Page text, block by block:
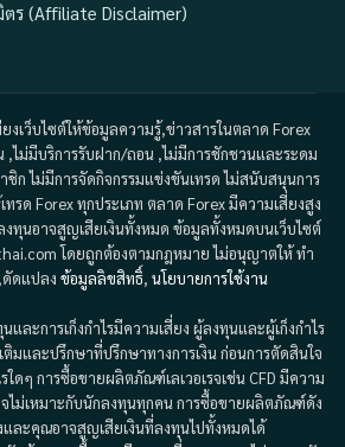
ร (Affiliate Disclaimer)
งเว็บไซต์ให้ข้อมูลความรู้,ข่าวสารในตลาด Forex
,ไม่มีบริการรับฝาก/ถอน ,ไม่มีการชักชวนและระดม
ก ไม่มีการจัดกิจกรรมแข่งขันเทรด ไม่สนับสนุนการ
รด Forex ทุกประเภท ตลาด Forex มีความเสี่ยงสูง
ทุนอาจสูญเสียเงินทั้งหมด ข้อมูลทั้งหมดบนเว็บไซต์
โดยถูกต้องตามกฎหมาย ไม่อนุญาตให้ ทำ
ดแปลง ข้อมูลลิขสิทธิ์, นโยบายการใช้งาน
และการเก็งกำไรมีความเสี่ยง ผู้ลงทุนและผู้เก็งกำไร
มและปรึกษาที่ปรึกษาทางการเงิน ก่อนการตัดสินใจ
ใดๆ การซื้อขายผลิตภัณฑ์เลเวอเรจเช่น CFD มีความ
ไม่เหมาะกับนักลงทุนทุกคน การซื้อขายผลิตภัณฑ์ดัง
และคุณอาจสูญเสียเงินที่ลงทุนไปทั้งหมดได้